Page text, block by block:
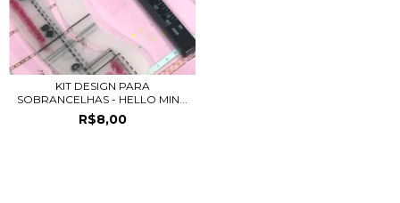
KIT DESIGN PARA
SOBRANCELHAS - HELLO MIN...
R$8,00